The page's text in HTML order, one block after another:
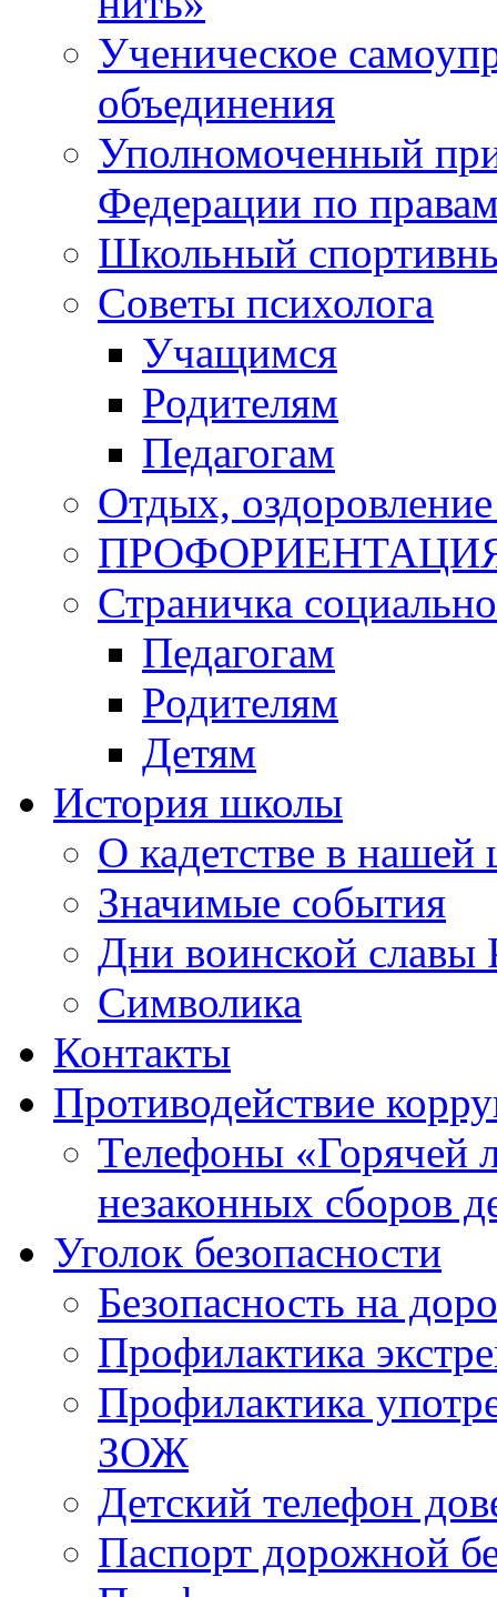
Ученическое
объединения
Уполномоченный
Федерации по
Школьный
Советы психолога
Учащимся
Родителям
Педагогам
Отдых, оздоровление
Страничка
Педагогам
Родителям
Детям
История школы
О кадетстве в нашей
Значимые события
Дни воинской славы
Символика
Контакты
Противодействие
Телефоны «Горячей
незаконных сборов
Уголок безопасности
Безопасность на
Профилактика
Профилактика
ЗОЖ
Детский телефон
Паспорт дорожной